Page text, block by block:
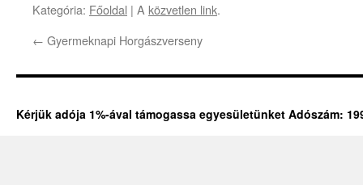
Kategória: Főoldal | A közvetlen link.
← Gyermeknapi Horgászverseny
Kérjük adója 1%-ával támogassa egyesületünket Adószám: